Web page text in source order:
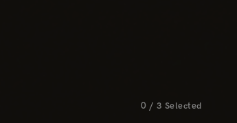
0 / 3 Selected